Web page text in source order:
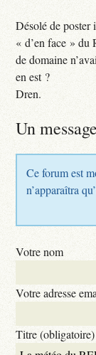
Désolé de
« d’en face » du
de domaine
en est ?
Dren.
Un
Ce forum est
n’apparaîtra
Votre nom
Votre adresse
Titre (obligatoire)